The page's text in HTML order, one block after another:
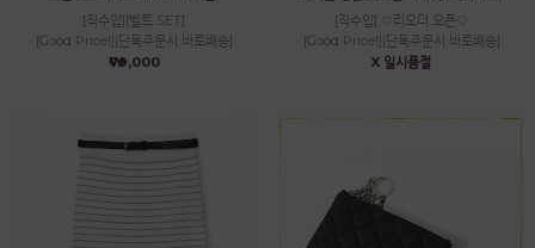
[직수입][벨트 SET]
[Good Price!][단독주문시 바로배송]
₩79,000
[직수입] ♡리오더 오픈♡
[Good Price!][단독주문시 바로배송]
X 일시품절